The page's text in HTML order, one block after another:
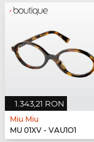
1.343,21 RON
Miu Miu
MU 01XV - VAU1O1